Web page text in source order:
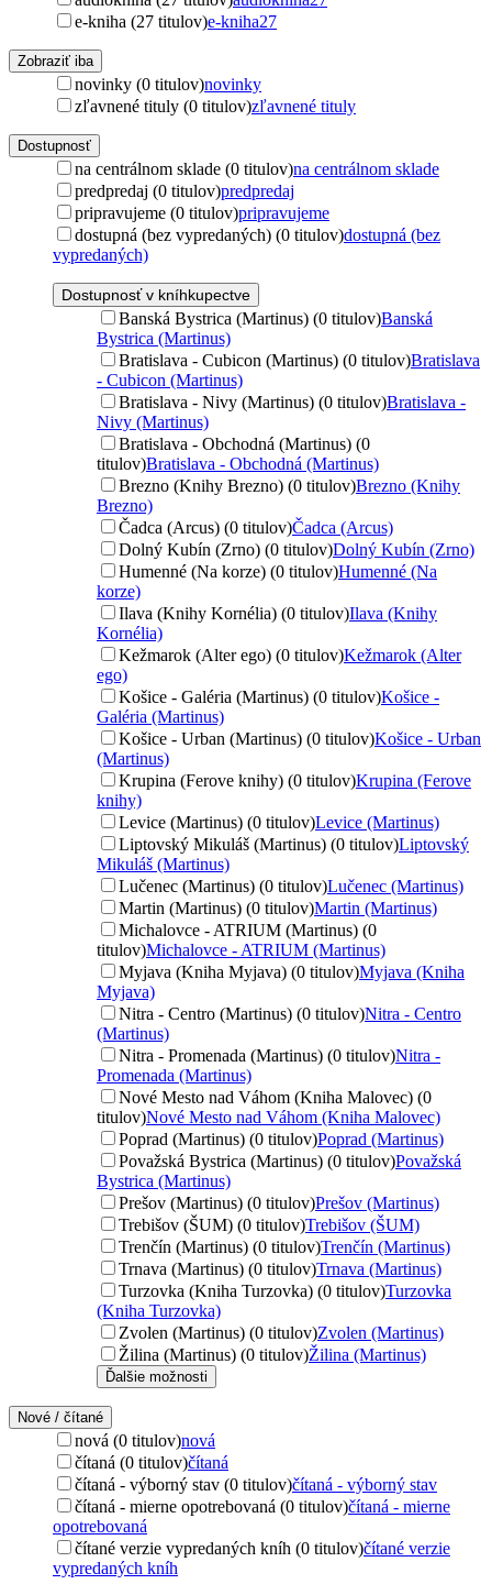
e-kniha (27 titulov)e-kniha27
Zobraziť iba
novinky (0 titulov)novinky
zľavnené tituly (0 titulov)zľavnené tituly
Dostupnosť
na centrálnom sklade (0 titulov)na centrálnom sklade
predpredaj (0 titulov)predpredaj
pripravujeme (0 titulov)pripravujeme
dostupná (bez vypredaných) (0 titulov)dostupná (bez
vypredaných)
Dostupnosť v kníhkupectve
Banská Bystrica (Martinus) (0 titulov)Banská
Bystrica (Martinus)
Bratislava - Cubicon (Martinus) (0 titulov)Bratislava
- Cubicon (Martinus)
Bratislava - Nivy (Martinus) (0 titulov)Bratislava -
Nivy (Martinus)
Bratislava - Obchodná (Martinus) (0
titulov)Bratislava - Obchodná (Martinus)
Brezno (Knihy Brezno) (0 titulov)Brezno (Knihy
Brezno)
Čadca (Arcus) (0 titulov)Čadca (Arcus)
Dolný Kubín (Zrno) (0 titulov)Dolný Kubín (Zrno)
Humenné (Na korze) (0 titulov)Humenné (Na
korze)
Ilava (Knihy Kornélia) (0 titulov)Ilava (Knihy
Kornélia)
Kežmarok (Alter ego) (0 titulov)Kežmarok (Alter
ego)
Košice - Galéria (Martinus) (0 titulov)Košice -
Galéria (Martinus)
Košice - Urban (Martinus) (0 titulov)Košice - Urban
(Martinus)
Krupina (Ferove knihy) (0 titulov)Krupina (Ferove
knihy)
Levice (Martinus) (0 titulov)Levice (Martinus)
Liptovský Mikuláš (Martinus) (0 titulov)Liptovský
Mikuláš (Martinus)
Lučenec (Martinus) (0 titulov)Lučenec (Martinus)
Martin (Martinus) (0 titulov)Martin (Martinus)
Michalovce - ATRIUM (Martinus) (0
titulov)Michalovce - ATRIUM (Martinus)
Myjava (Kniha Myjava) (0 titulov)Myjava (Kniha
Myjava)
Nitra - Centro (Martinus) (0 titulov)Nitra - Centro
(Martinus)
Nitra - Promenada (Martinus) (0 titulov)Nitra -
Promenada (Martinus)
Nové Mesto nad Váhom (Kniha Malovec) (0
titulov)Nové Mesto nad Váhom (Kniha Malovec)
Poprad (Martinus) (0 titulov)Poprad (Martinus)
Považská Bystrica (Martinus) (0 titulov)Považská
Bystrica (Martinus)
Prešov (Martinus) (0 titulov)Prešov (Martinus)
Trebišov (ŠUM) (0 titulov)Trebišov (ŠUM)
Trenčín (Martinus) (0 titulov)Trenčín (Martinus)
Trnava (Martinus) (0 titulov)Trnava (Martinus)
Turzovka (Kniha Turzovka) (0 titulov)Turzovka
(Kniha Turzovka)
Zvolen (Martinus) (0 titulov)Zvolen (Martinus)
Žilina (Martinus) (0 titulov)Žilina (Martinus)
Ďalšie možnosti
Nové / čítané
nová (0 titulov)nová
čítaná (0 titulov)čítaná
čítaná - výborný stav (0 titulov)čítaná - výborný stav
čítaná - mierne opotrebovaná (0 titulov)čítaná - mierne
opotrebovaná
čítané verzie vypredaných kníh (0 titulov)čítané verzie
vypredaných kníh